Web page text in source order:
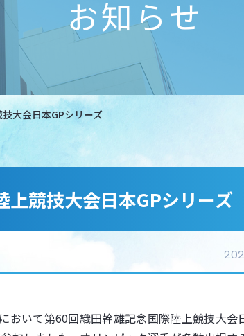
お知らせ
大会日本GPシリーズ
競技大会日本GPシリーズ
おいて第60回織田幹雄記念国際陸上競技大会